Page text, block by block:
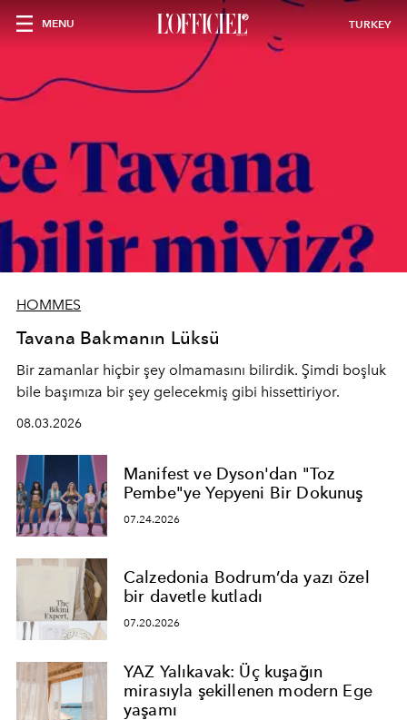
MENU TURKEY
HOMMES
Tavana Bakmanın Lüksü
Bir zamanlar hiçbir şey olmamasını bilirdik. Şimdi boşluk
bile başımıza bir şey gelecekmiş gibi hissettiriyor.
08.03.2026
Manifest ve Dyson'dan "Toz
Pembe"ye Yepyeni Bir Dokunuş
07.24.2026
Calzedonia Bodrum’da yazı özel
bir davetle kutladı
07.20.2026
YAZ Yalıkavak: Üç kuşağın
mirasıyla şekillenen modern Ege
yaşamı